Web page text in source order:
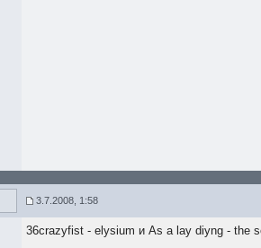
3.7.2008, 1:58
36crazyfist - elysium и As a lay diyng - the